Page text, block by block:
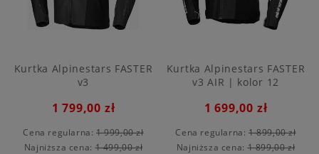
Kurtka Alpinestars FASTER
v3
1 799,00 zł
Cena regularna: 1 999,00 zł
Najniższa cena:1 499,00 zł
Kurtka Alpinestars FASTER
v3 AIR | kolor 12
1 699,00 zł
Cena regularna: 1 899,00 zł
Najniższa cena:1 899,00 zł